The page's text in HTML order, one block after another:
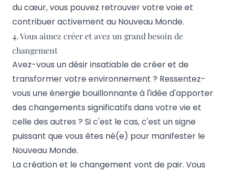
du cœur, vous pouvez retrouver votre voie et
contribuer activement au Nouveau Monde.
4. Vous aimez créer et avez un grand besoin de
changement
Avez-vous un désir insatiable de créer et de
transformer votre environnement ? Ressentez-
vous une énergie bouillonnante à l'idée d'apporter
des changements significatifs dans votre vie et
celle des autres ? Si c'est le cas, c'est un signe
puissant que vous êtes né(e) pour manifester le
Nouveau Monde.
La création et le changement vont de pair. Vous